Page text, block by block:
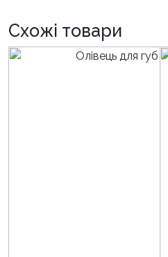
Схожі товари